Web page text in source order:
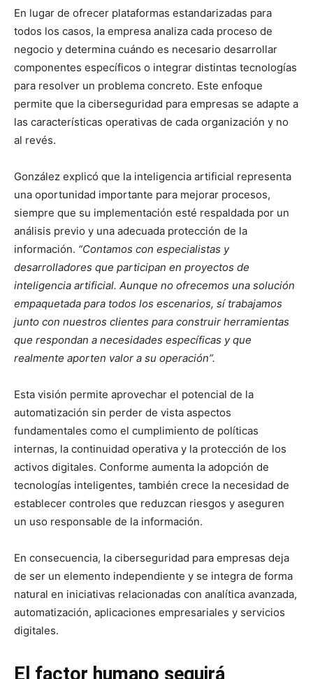
En lugar de ofrecer plataformas estandarizadas para
todos los casos, la empresa analiza cada proceso de
negocio y determina cuándo es necesario desarrollar
componentes específicos o integrar distintas tecnologías
para resolver un problema concreto. Este enfoque
permite que la ciberseguridad para empresas se adapte a
las características operativas de cada organización y no
al revés.
González explicó que la inteligencia artificial representa
una oportunidad importante para mejorar procesos,
siempre que su implementación esté respaldada por un
análisis previo y una adecuada protección de la
información. “Contamos con especialistas y
desarrolladores que participan en proyectos de
inteligencia artificial. Aunque no ofrecemos una solución
empaquetada para todos los escenarios, sí trabajamos
junto con nuestros clientes para construir herramientas
que respondan a necesidades específicas y que
realmente aporten valor a su operación”.
Esta visión permite aprovechar el potencial de la
automatización sin perder de vista aspectos
fundamentales como el cumplimiento de políticas
internas, la continuidad operativa y la protección de los
activos digitales. Conforme aumenta la adopción de
tecnologías inteligentes, también crece la necesidad de
establecer controles que reduzcan riesgos y aseguren
un uso responsable de la información.
En consecuencia, la ciberseguridad para empresas deja
de ser un elemento independiente y se integra de forma
natural en iniciativas relacionadas con analítica avanzada,
automatización, aplicaciones empresariales y servicios
digitales.
El factor humano seguirá